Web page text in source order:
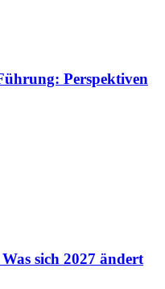
Perspektiven
sich 2027 ändert